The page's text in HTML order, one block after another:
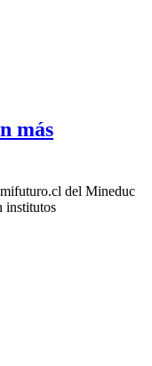
más
del Mineduc
institutos